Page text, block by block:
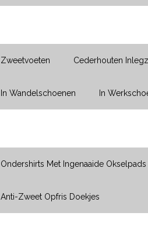
Zweetvoeten Cederhouten
In Wandelschoenen In
Ondershirts Met Ingenaaide Okselpads
Anti-Zweet Opfris Doekjes